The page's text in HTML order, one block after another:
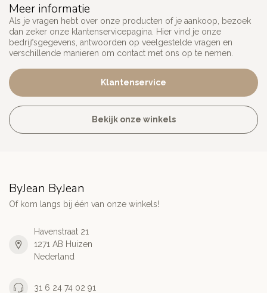
Meer informatie
Als je vragen hebt over onze producten of je aankoop, bezoek
dan zeker onze klantenservicepagina. Hier vind je onze
bedrijfsgegevens, antwoorden op veelgestelde vragen en
verschillende manieren om contact met ons op te nemen.
Klantenservice
Bekijk onze winkels
ByJean ByJean
Of kom langs bij één van onze winkels!
Havenstraat 21
1271 AB Huizen
Nederland
31 6 24 74 02 91